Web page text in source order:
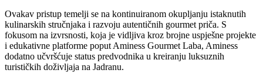
Ovakav pristup temelji se na kontinuiranom okupljanju istaknutih
kulinarskih stručnjaka i razvoju autentičnih gourmet priča. S
fokusom na izvrsnosti, koja je vidljiva kroz brojne uspješne projekte
i edukativne platforme poput Aminess Gourmet Laba, Aminess
dodatno učvršćuje status predvodnika u kreiranju luksuznih
turističkih doživljaja na Jadranu.